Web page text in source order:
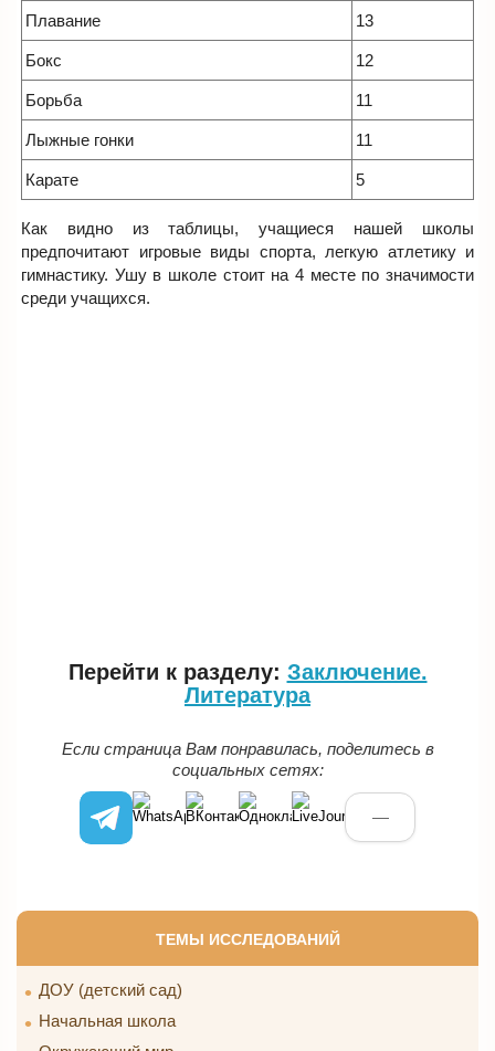
ТЕМЫ ИССЛЕДОВАНИЙ
ДОУ (детский сад)
Начальная школа
Плавание 13
Бокс 12
Борьба 11
Лыжные гонки 11
Карате 5
Как видно из таблицы, учащиеся нашей школы
предпочитают игровые виды спорта, легкую атлетику и
гимнастику. Ушу в школе стоит на 4 месте по значимости
среди учащихся.
Перейти к разделу: Заключение.
Литература
Если страница Вам понравилась, поделитесь в
социальных сетях:
—